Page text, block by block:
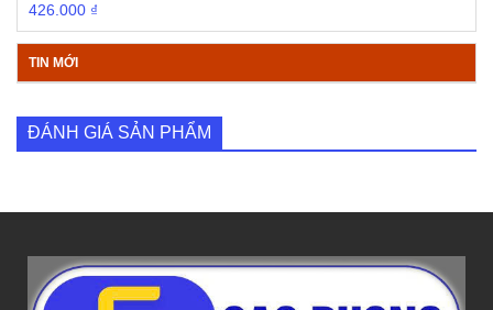
426.000 ₫
TIN MỚI
ĐÁNH GIÁ SẢN PHẨM